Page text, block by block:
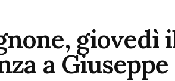
giovedì
a